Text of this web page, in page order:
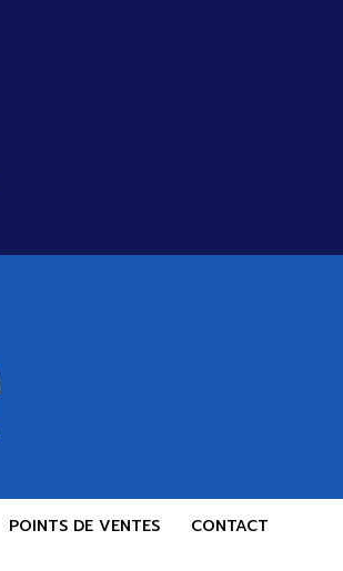
POINTS DE VENTES CONTACT